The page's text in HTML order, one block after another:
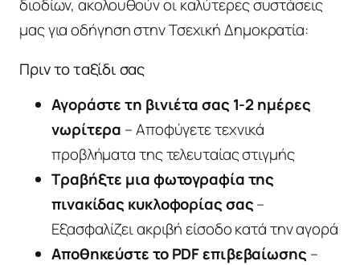
διοδίων, ακολουθούν οι καλύτερες συστάσεις
μας για οδήγηση στην Τσεχική Δημοκρατία:
Πριν το ταξίδι σας
Αγοράστε τη βινιέτα σας 1-2 ημέρες
νωρίτερα – Αποφύγετε τεχνικά
προβλήματα της τελευταίας στιγμής
Τραβήξτε μια φωτογραφία της
πινακίδας κυκλοφορίας σας–
Εξασφαλίζει ακριβή είσοδο κατά την αγορά
Αποθηκεύστε το PDF επιβεβαίωσης –